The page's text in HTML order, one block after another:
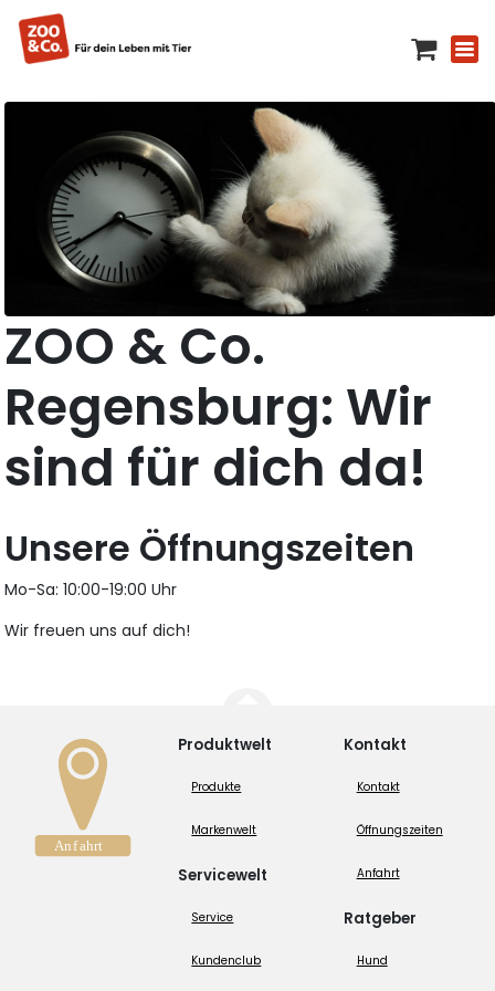
ZOO & Co.
Regensburg: Wir
sind für dich da!
Unsere Öffnungszeiten
Mo-Sa: 10:00-19:00 Uhr
Wir freuen uns auf dich!
Produktwelt
Produkte
Markenwelt
Servicewelt
Service
Kundenclub
Kontakt
Kontakt
Öffnungszeiten
Anfahrt
Ratgeber
Hund